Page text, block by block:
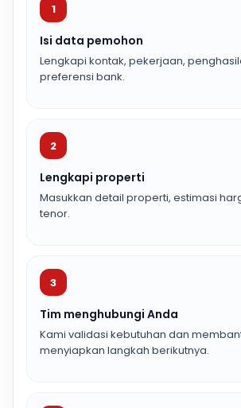
1
Isi data pemohon
Lengkapi kontak, pekerjaan,
preferensi bank.
2
Lengkapi properti
Masukkan detail properti, estimasi
tenor.
3
Tim menghubungi Anda
Kami validasi kebutuhan dan
menyiapkan langkah berikutnya.